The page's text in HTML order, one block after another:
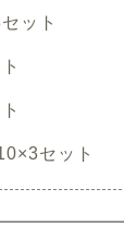
ット
セット